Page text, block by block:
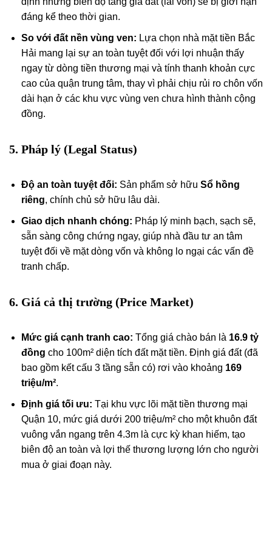
đáng kể theo thời gian.
So với đất nền vùng ven: Lựa chọn nhà mặt tiền Bắc
Hải mang lại sự an toàn tuyệt đối với lợi nhuận thấy
ngay từ dòng tiền thương mại và tính thanh khoản cực
cao của quận trung tâm, thay vì phải chịu rủi ro chôn vốn
dài hạn ở các khu vực vùng ven chưa hình thành cộng
đồng.
5. Pháp lý (Legal Status)
Độ an toàn tuyệt đối: Sản phẩm sở hữu Sổ hồng
riêng, chính chủ sở hữu lâu dài.
Giao dịch nhanh chóng: Pháp lý minh bạch, sạch sẽ,
sẵn sàng công chứng ngay, giúp nhà đầu tư an tâm
tuyệt đối về mặt dòng vốn và không lo ngại các vấn đề
tranh chấp.
6. Giá cả thị trường (Price Market)
Mức giá cạnh tranh cao: Tổng giá chào bán là 16.9 tỷ
đồng cho 100m² diện tích đất mặt tiền. Định giá đất (đã
bao gồm kết cấu 3 tầng sẵn có) rơi vào khoảng 169
triệu/m².
Định giá tối ưu: Tại khu vực lõi mặt tiền thương mại
Quận 10, mức giá dưới 200 triệu/m² cho một khuôn đất
vuông vắn ngang trên 4.3m là cực kỳ khan hiếm, tạo
biên độ an toàn và lợi thế thương lượng lớn cho người
mua ở giai đoạn này.